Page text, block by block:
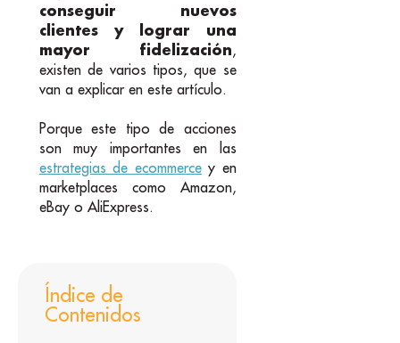
conseguir nuevos
clientes y lograr una
mayor fidelización,
existen de varios tipos, que se
van a explicar en este artículo.
Porque este tipo de acciones
son muy importantes en las
estrategias de ecommercey en
marketplaces como Amazon,
eBay o AliExpress.
Índice de
Contenidos